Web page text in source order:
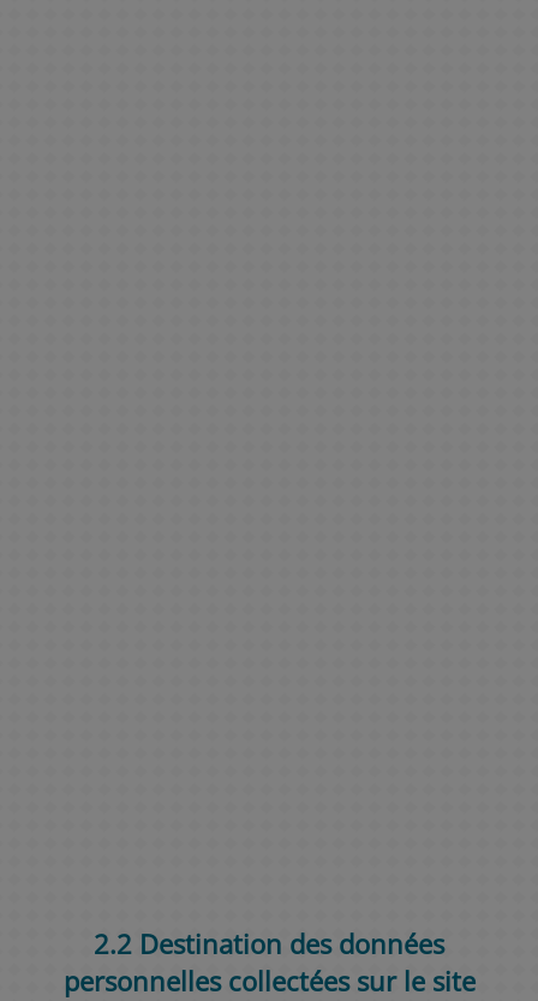
2.2 Destination des données
personnelles collectées sur le site